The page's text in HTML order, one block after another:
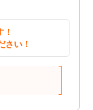
さい！